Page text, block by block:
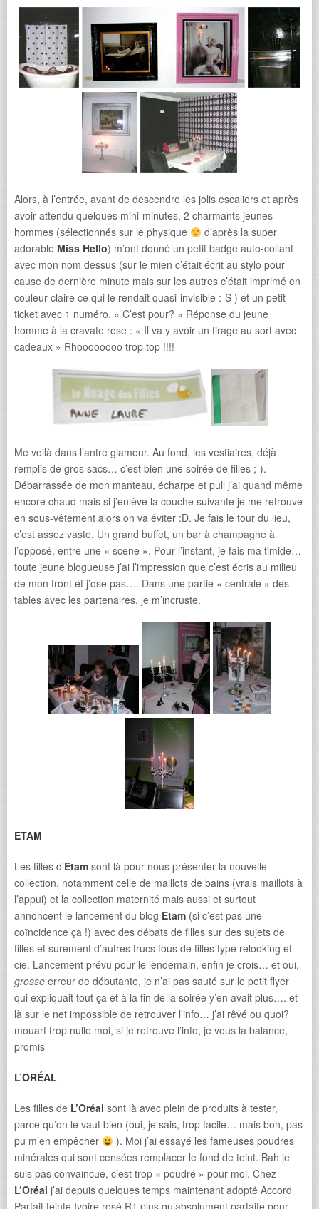
Alors, à l’entrée, avant de descendre les jolis escaliers et après
avoir attendu quelques mini-minutes, 2 charmants jeunes
hommes (sélectionnés sur le physique
d’après la super
adorable Miss Hello) m’ont donné un petit badge auto-collant
avec mon nom dessus (sur le mien c’était écrit au stylo pour
cause de dernière minute mais sur les autres c’était imprimé en
couleur claire ce qui le rendait quasi-invisible :-S ) et un petit
ticket avec 1 numéro. « C’est pour? » Réponse du jeune
homme à la cravate rose : « Il va y avoir un tirage au sort avec
cadeaux » Rhoooooooo trop top !!!!
Me voilà dans l’antre glamour. Au fond, les vestiaires, déjà
remplis de gros sacs… c’est bien une soirée de filles ;-).
Débarrassée de mon manteau, écharpe et pull j’ai quand même
encore chaud mais si j’enlève la couche suivante je me retrouve
en sous-vêtement alors on va éviter :D. Je fais le tour du lieu,
c’est assez vaste. Un grand buffet, un bar à champagne à
l’opposé, entre une « scène ». Pour l’instant, je fais ma timide…
toute jeune blogueuse j’ai l’impression que c’est écris au milieu
de mon front et j’ose pas…. Dans une partie « centrale » des
tables avec les partenaires, je m’incruste.
ETAM
Les filles d’Etam sont là pour nous présenter la nouvelle
collection, notamment celle de maillots de bains (vrais maillots à
l’appui) et la collection maternité mais aussi et surtout
annoncent le lancement du blog Etam (si c’est pas une
coïncidence ça !) avec des débats de filles sur des sujets de
filles et surement d’autres trucs fous de filles type relooking et
cie. Lancement prévu pour le lendemain, enfin je crois… et oui,
grosse erreur de débutante, je n’ai pas sauté sur le petit flyer
qui expliquait tout ça et à la fin de la soirée y’en avait plus…. et
là sur le net impossible de retrouver l’info… j’ai rêvé ou quoi?
mouarf trop nulle moi, si je retrouve l’info, je vous la balance,
promis
L’ORÉAL
Les filles de L’Oréal sont là avec plein de produits à tester,
parce qu’on le vaut bien (oui, je sais, trop facile… mais bon, pas
pu m’en empêcher
). Moi j’ai essayé les fameuses poudres
minérales qui sont censées remplacer le fond de teint. Bah je
suis pas convaincue, c’est trop « poudré » pour moi. Chez
L’Oréal j’ai depuis quelques temps maintenant adopté Accord